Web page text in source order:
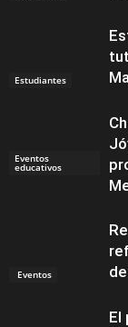
Estudiantes
Eventos
educativos
Eventos
El